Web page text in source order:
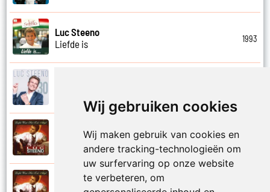
Wij gebruiken cookies
Wij maken gebruik van cookies en
andere tracking-technologieën om
uw surfervaring op onze website
te verbeteren, om
Luc Steeno
Liefde is
1993
Luc Steeno
Liefde op het eerste zicht
Luc Steeno